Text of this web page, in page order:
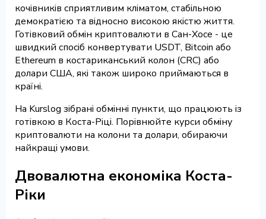
кочівників сприятливим кліматом, стабільною
демократією та відносно високою якістю життя.
Готівковий обмін криптовалюти в Сан-Хосе - це
швидкий спосіб конвертувати USDT, Bitcoin або
Ethereum в костариканський колон (CRC) або
долари США, які також широко приймаються в
країні.
На Kurslog зібрані обмінні пункти, що працюють із
готівкою в Коста-Ріці. Порівнюйте курси обміну
криптовалюти на колони та долари, обираючи
найкращі умови.
Двовалютна економіка Коста-
Ріки